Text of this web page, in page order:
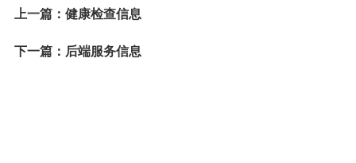
上一篇：健康检查信息
下一篇：后端服务信息